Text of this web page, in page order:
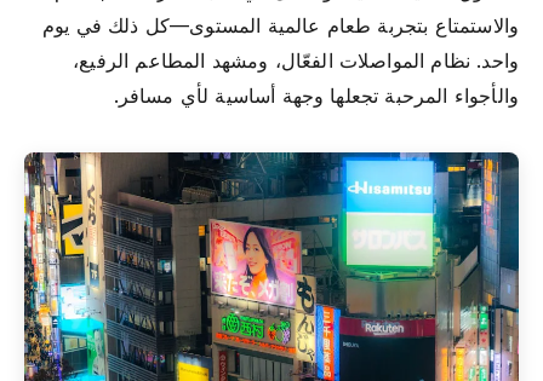
والاستمتاع بتجربة طعام عالمية المستوى—كل ذلك في يوم
واحد. نظام المواصلات الفعّال، ومشهد المطاعم الرفيع،
والأجواء المرحبة تجعلها وجهة أساسية لأي مسافر.